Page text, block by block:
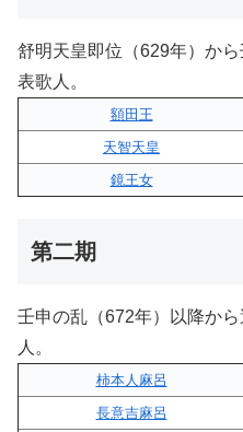
舒明天皇即位（629年）か
表歌人。
額田王
天智天皇
鏡王女
第二期
壬申の乱（672年）以降か
人。
柿本人麻呂
長意吉麻呂